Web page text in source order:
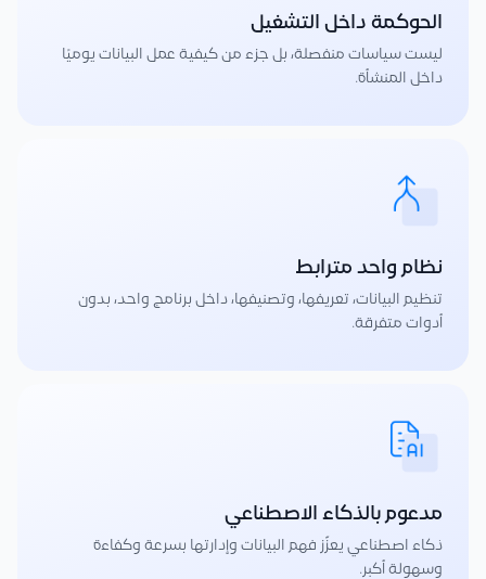
الحوكمة داخل التشغيل
ليست سياسات منفصلة، بل جزء من كيفية عمل البيانات يوميًا
داخل المنشأة.
نظام واحد مترابط
تنظيم البيانات، تعريفها، وتصنيفها، داخل برنامج واحد، بدون
أدوات متفرقة.
مدعوم بالذكاء الاصطناعي
ذكاء اصطناعي يعزّز فهم البيانات وإدارتها بسرعة وكفاءة
وسهولة أكبر.